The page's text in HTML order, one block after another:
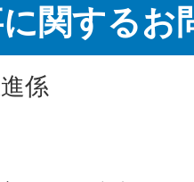
関するお
係